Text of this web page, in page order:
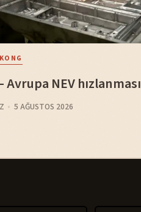
NEV hızlanması
5 AĞUSTOS 2026